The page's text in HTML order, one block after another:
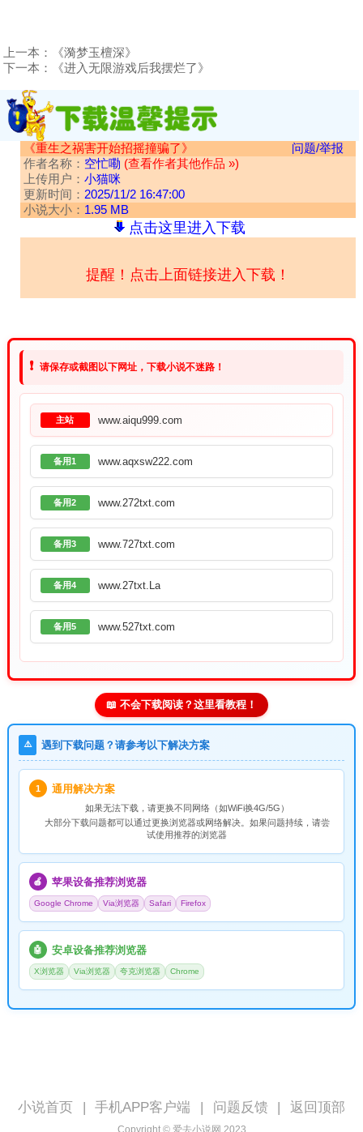
上一本：
《漪梦玉檀深》
下一本：
《进入无限游戏后我摆烂了》
《重生之祸害开始招摇撞骗了》
问题/举报
作者名称： 空忙嘞 (查看作者其他作品 »)
上传用户： 小猫咪
更新时间： 2025/11/2 16:47:00
小说大小： 1.95 MB
点击这里进入下载
提醒！点击上面链接进入下载！
❗ 请保存或截图以下网址，下载小说不迷路！
主站 www.aiqu999.com
备用1 www.aqxsw222.com
备用2 www.272txt.com
备用3 www.727txt.com
备用4 www.27txt.La
备用5 www.527txt.com
📖 不会下载阅读？这里看教程！
⚠️ 遇到下载问题？请参考以下解决方案
1 通用解决方案
如果无法下载，请更换不同网络（如WiFi换4G/5G）
大部分下载问题都可以通过更换浏览器或网络解决。如果问题持续，请尝
试使用推荐的浏览器
🍎 苹果设备推荐浏览器
Google Chrome Via浏览器 Safari Firefox
🤖 安卓设备推荐浏览器
X浏览器 Via浏览器 夸克浏览器 Chrome
小说首页 手机APP客户端 问题反馈 返回顶部
Copyright © 爱去小说网 2023